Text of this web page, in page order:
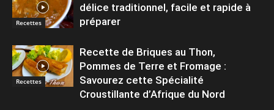
Recettes
délice traditionnel, facile et rapide à
préparer
Recettes
Recette de Briques au Thon,
Pommes de Terre et Fromage :
Savourez cette Spécialité
Croustillante d’Afrique du Nord